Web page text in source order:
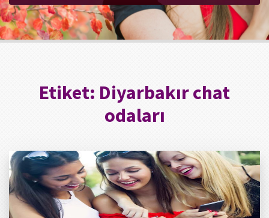
Etiket: Diyarbakır chat
odaları